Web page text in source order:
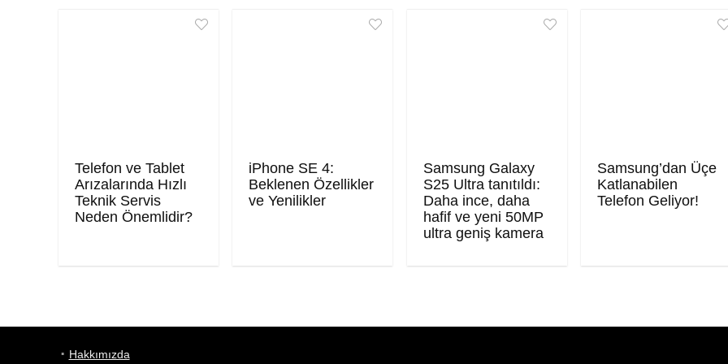
Telefon ve Tablet
Arızalarında Hızlı
Teknik Servis
Neden Önemlidir?
iPhone SE 4:
Beklenen Özellikler
ve Yenilikler
Samsung Galaxy
S25 Ultra tanıtıldı:
Daha ince, daha
hafif ve yeni 50MP
ultra geniş kamera
Samsung’dan Üçe
Katlanabilen
Telefon Geliyor!
Hakkımızda